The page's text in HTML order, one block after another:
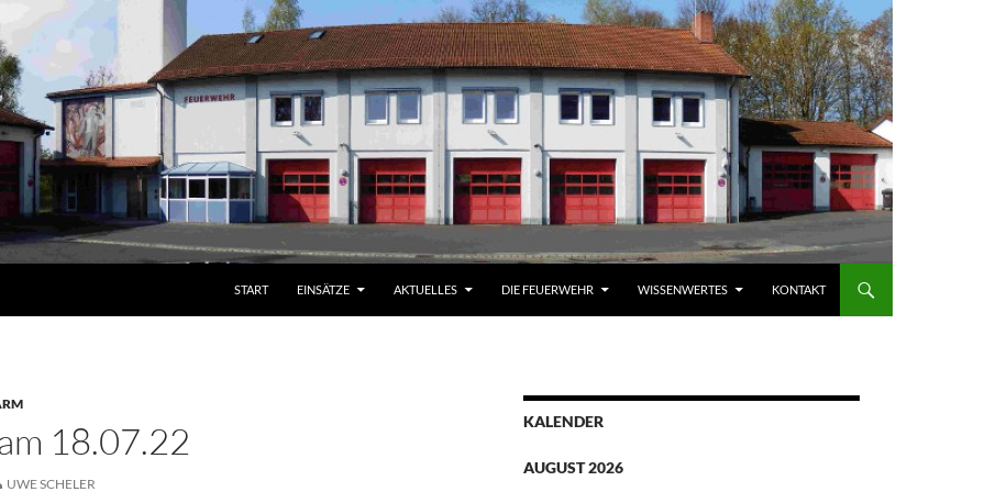
START EINSÄTZE AKTUELLES DIE FEUERWEHR WISSENWERTES KONTAKT
18.07.22
UWE SCHELER
KALENDER
AUGUST 2026